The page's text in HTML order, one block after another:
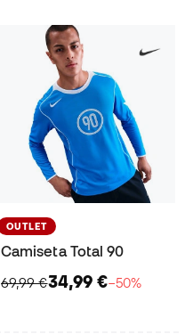
OUTLET
Camiseta Total 90
69,99 €34,99 €−50%